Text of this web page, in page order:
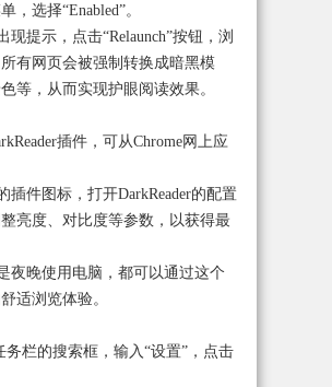
，选择“Enabled”。
提示，点击“Relaunch”按钮，浏
有网页会被强制转换成暗黑模
等，从而实现护眼阅读效果。
插件，可从Chrome网上应
件图标，打开DarkReader的配置
亮度、对比度等参数，以获得最
夜晚使用电脑，都可以通过这个
适浏览体验。
务栏的搜索框，输入“设置”，点击